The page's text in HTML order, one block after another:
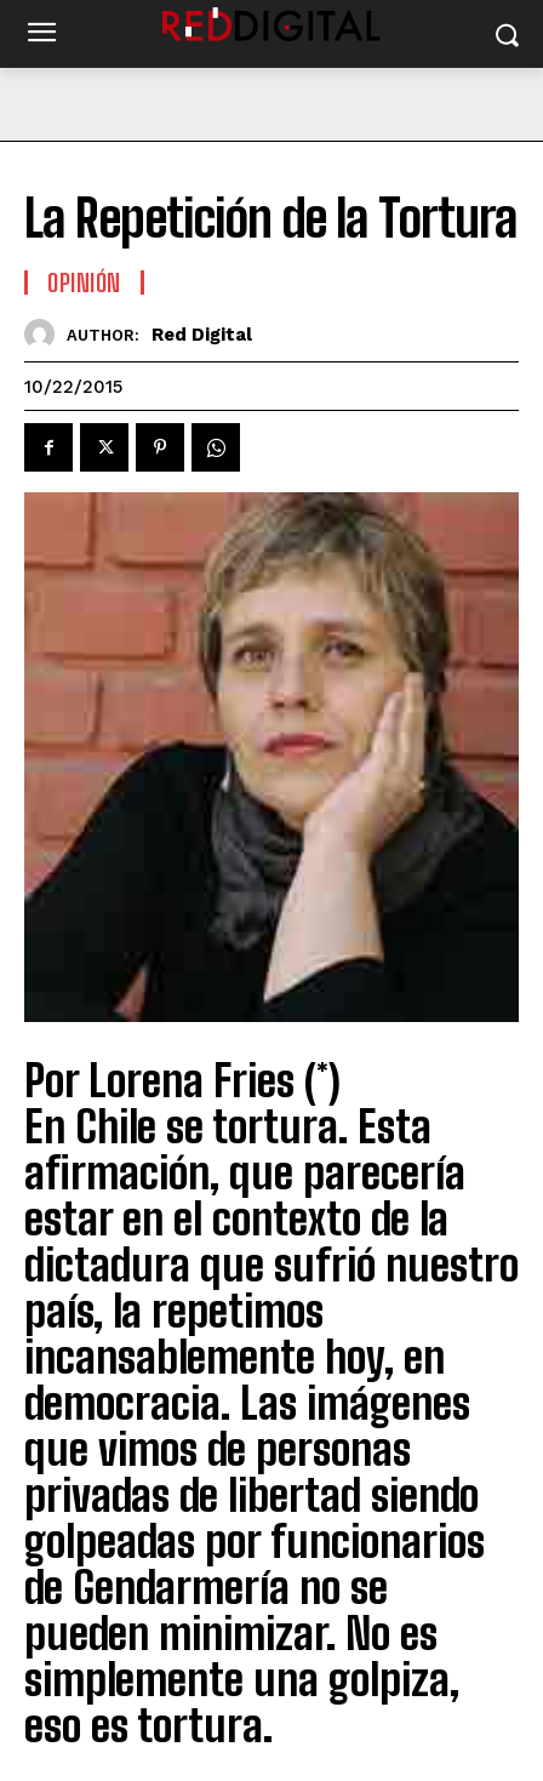
La Repetición de la Tortura
OPINIÓN
AUTHOR: Red Digital
10/22/2015
Por Lorena Fries (*)
En Chile se tortura. Esta
afirmación, que parecería
estar en el contexto de la
dictadura que sufrió nuestro
país, la repetimos
incansablemente hoy, en
democracia. Las imágenes
que vimos de personas
privadas de libertad siendo
golpeadas por funcionarios
de Gendarmería no se
pueden minimizar. No es
simplemente una golpiza,
eso es tortura.